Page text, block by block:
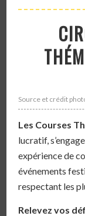
Source et crédit
Les Courses
lucratif,
expérience de
événements
respectant les
Relevez vos